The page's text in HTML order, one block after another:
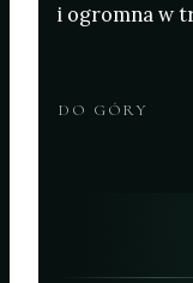
i ogromna w
DO GÓRY